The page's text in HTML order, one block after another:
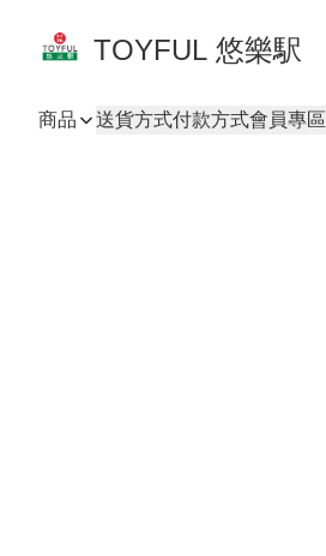
TOYFUL 悠樂駅
商品 送貨方式付款方式會員專區